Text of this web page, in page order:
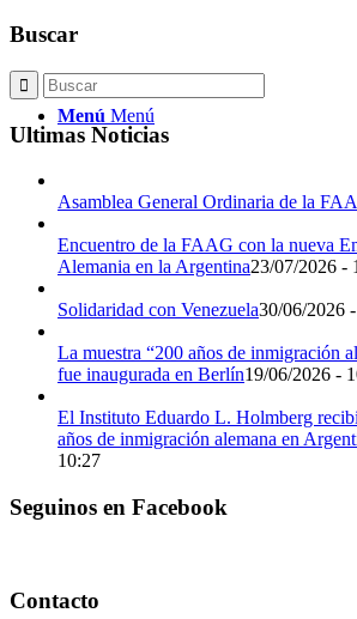
Menú Menú
Buscar
Ultimas Noticias
Asamblea General Ordinaria de la
Encuentro de la FAAG con la nueva
Alemania en la Argentina23/07/2026 -
Solidaridad con Venezuela30/06/2026
La muestra “200 años de inmigración
fue inaugurada en Berlín19/06/2026 -
El Instituto Eduardo L. Holmberg
años de inmigración alemana en
10:27
Seguinos en Facebook
Contacto